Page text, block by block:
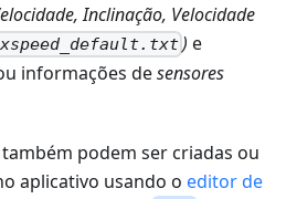
Inclinação, Velocidade
) e
informações desensores
podem ser criadas ou
aplicativo usando o editor de